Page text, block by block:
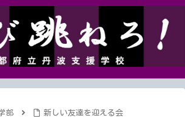
部 新しい友達を迎える会